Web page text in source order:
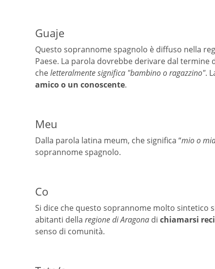
Guaje
Questo soprannome spagnolo è diffuso nella
Paese. La parola dovrebbe derivare dal
cheletteralmente significa "bambino o ragazzino".
amico o un conoscente.
Meu
Dalla parola latina meum, che significa “mio o
soprannome spagnolo.
Co
Si dice che questo soprannome molto sintetico
abitanti della regione di Aragona di chiamarsi
senso di comunità.